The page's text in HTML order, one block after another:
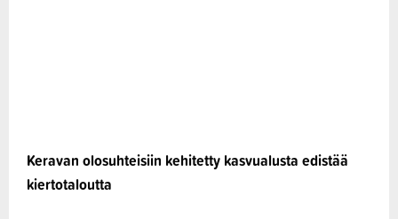
Keravan olosuhteisiin kehitetty kasvualusta edistää
kiertotaloutta